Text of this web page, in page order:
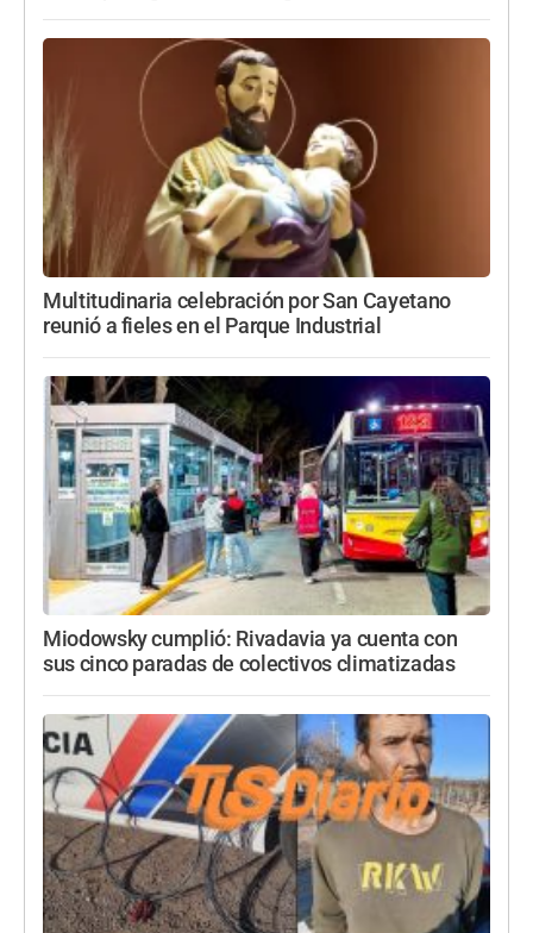
Multitudinaria celebración por San Cayetano
reunió a fieles en el Parque Industrial
Miodowsky cumplió: Rivadavia ya cuenta con
sus cinco paradas de colectivos climatizadas